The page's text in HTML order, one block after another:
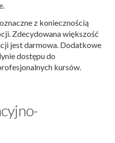
z koniecznością
Zdecydowana większość
jest darmowa. Dodatkowe
dostępu do
kursów.